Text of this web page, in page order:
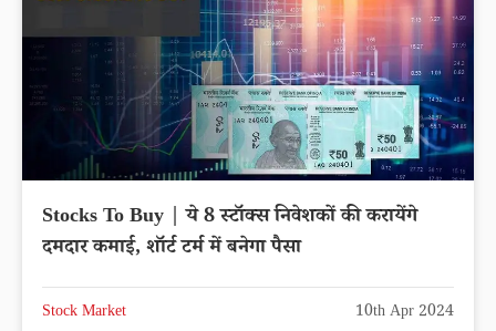
Stocks To Buy | ये 8 स्टॉक्स निवेशकों की करायेंगे
दमदार कमाई, शॉर्ट टर्म में बनेगा पैसा
Stock Market 10th Apr 2024